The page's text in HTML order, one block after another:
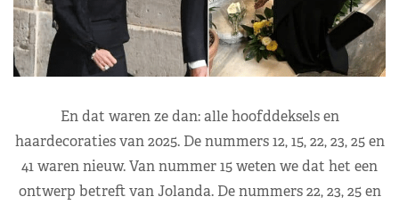
En dat waren ze dan: alle hoofddeksels en
haardecoraties van 2025. De nummers 12, 15, 22, 23, 25 en
41 waren nieuw. Van nummer 15 weten we dat het een
ontwerp betreft van Jolanda. De nummers 22, 23, 25 en